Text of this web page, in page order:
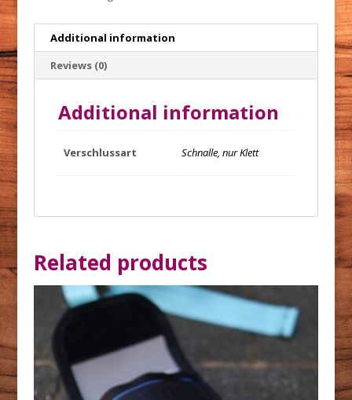
Additional information
Reviews (0)
Additional information
Verschlussart Schnalle, nur Klett
Related products